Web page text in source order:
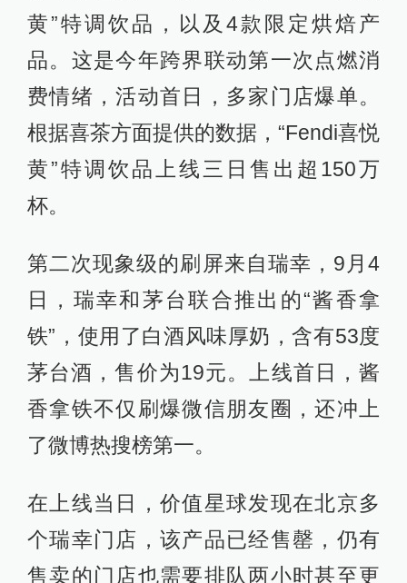
黄”特调饮品，以及4款限定烘焙产
品。这是今年跨界联动第一次点燃消
费情绪，活动首日，多家门店爆单。
根据喜茶方面提供的数据，“Fendi喜悦
黄”特调饮品上线三日售出超150万
杯。
第二次现象级的刷屏来自瑞幸，9月4
日，瑞幸和茅台联合推出的“酱香拿
铁”，使用了白酒风味厚奶，含有53度
茅台酒，售价为19元。上线首日，酱
香拿铁不仅刷爆微信朋友圈，还冲上
了微博热搜榜第一。
在上线当日，价值星球发现在北京多
个瑞幸门店，该产品已经售罄，仍有
售卖的门店也需要排队两小时甚至更